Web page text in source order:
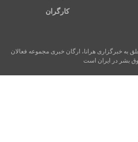
کارگران
متعلق به خبرگزاری هرانا، ارگان خبری مجموعه فعالان
بشر در ایران است